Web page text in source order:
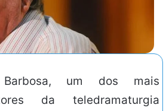
um dos mais
da teledramaturgia